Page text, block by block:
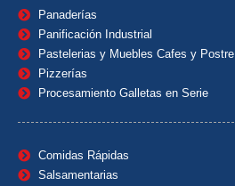
Panaderías
Panificación Industrial
Pastelerias y Muebles Cafes y Postre
Pizzerías
Procesamiento Galletas en Serie
Comidas Rápidas
Salsamentarias